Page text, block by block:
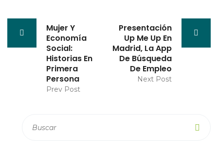
Mujer Y
Economía
Social:
Historias En
Primera
Persona
Prev Post
Presentación
Up Me Up En
Madrid, La App
De Búsqueda
De Empleo
Next Post